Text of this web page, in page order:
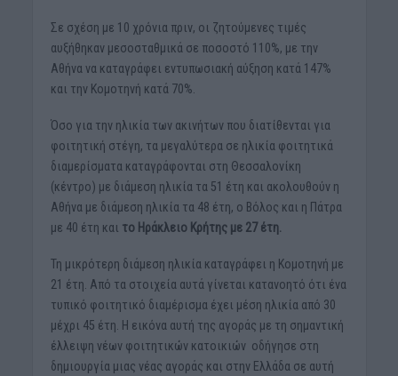
Σε σχέση με 10 χρόνια πριν, οι ζητούμενες τιμές
αυξήθηκαν μεσοσταθμικά σε ποσοστό 110%, με την
Αθήνα να καταγράφει εντυπωσιακή αύξηση κατά 147%
και την Κομοτηνή κατά 70%.
Όσο για την ηλικία των ακινήτων που διατίθενται για
φοιτητική στέγη, τα μεγαλύτερα σε ηλικία φοιτητικά
διαμερίσματα καταγράφονται στη Θεσσαλονίκη
(κέντρο) με διάμεση ηλικία τα 51 έτη και ακολουθούν η
Αθήνα με διάμεση ηλικία τα 48 έτη, ο Βόλος και η Πάτρα
με 40 έτη και το Ηράκλειο Κρήτης με 27 έτη.
Τη μικρότερη διάμεση ηλικία καταγράφει η Κομοτηνή με
21 έτη. Από τα στοιχεία αυτά γίνεται κατανοητό ότι ένα
τυπικό φοιτητικό διαμέρισμα έχει μέση ηλικία από 30
μέχρι 45 έτη. Η εικόνα αυτή της αγοράς με τη σημαντική
έλλειψη νέων φοιτητικών κατοικιών οδήγησε στη
δημιουργία μιας νέας αγοράς και στην Ελλάδα σε αυτή